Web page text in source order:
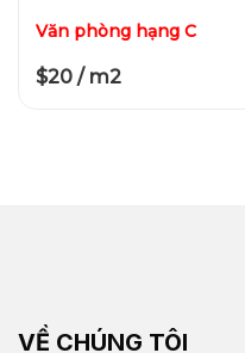
Văn phòng hạng C
$20 / m2
VỀ CHÚNG TÔI